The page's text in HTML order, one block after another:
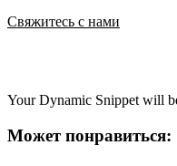
Свяжитесь с нами
Your Dynamic Snippet will
Может понравиться: